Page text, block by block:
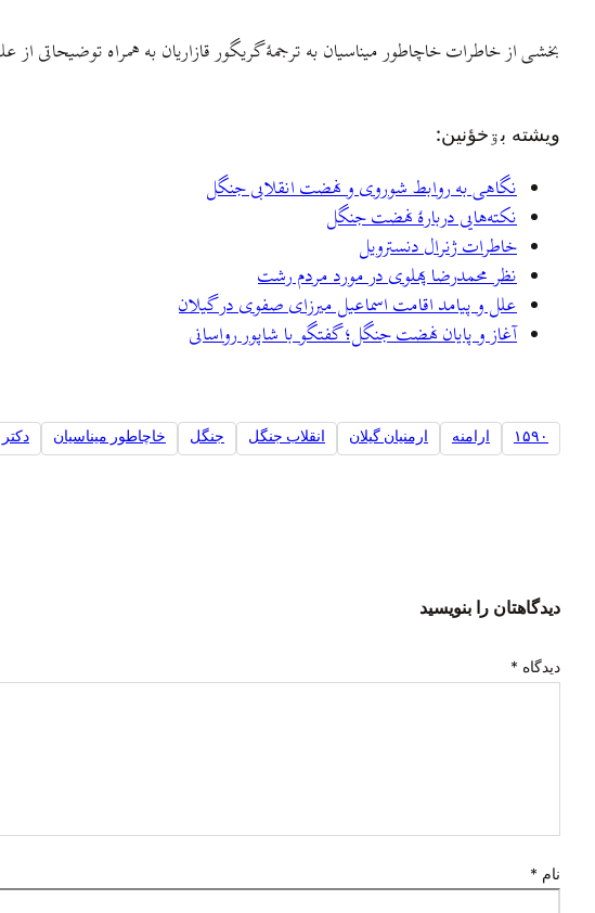
بخشی از خاطرات خاچاطور میناسیان به ترجمهٔ گریگور قازاریان به همراه توضیحاتی از
ويشته بۊخؤنين:
نگاهی به روابط شوروی و نهضت انقلابی جنگل
نکته‌هایی دربارهٔ نهضت جنگل
خاطرات ژنرال دنسترویل
نظر محمدرضا پهلوی در مورد مردم رشت
علل و پیامد اقامت اسماعیل میرزای صفوی در گیلان
آغاز و پایان نهضت‌ جنگل؛ گفتگو با شاپور رواسانی
۱۵۹۰ ارامنه ارمنیان گیلان انقلاب جنگل جنگل خاچاطور میناسیان
دیدگاهتان را بنویسید
دیدگاه *
نام *